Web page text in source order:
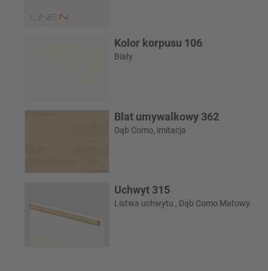
Kolor korpusu 106
Biały
Blat umywalkowy 362
Dąb Como, imitacja
Uchwyt 315
Listwa uchwytu , Dąb Como Matowy